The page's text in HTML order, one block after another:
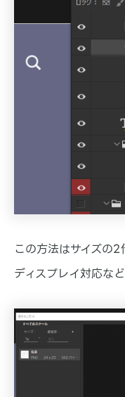
この方法はサイズの
ディスプレイ対応な